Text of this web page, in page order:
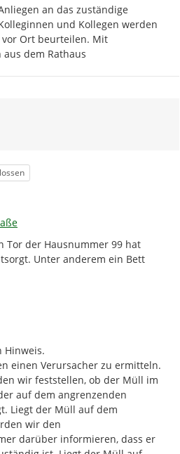
an das zuständige
und Kollegen werden
Ort beurteilen. Mit
dem Rathaus
Tor der Hausnummer 99 hat
Unter anderem ein Bett
Hinweis.
einen Verursacher zu ermitteln.
wir feststellen, ob der Müll im
auf dem angrenzenden
Liegt der Müll auf dem
wir den
darüber informieren, dass er